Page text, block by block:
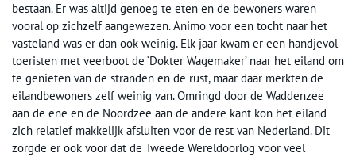
bestaan. Er was altijd genoeg te eten en de bewoners waren
vooral op zichzelf aangewezen. Animo voor een tocht naar het
vasteland was er dan ook weinig. Elk jaar kwam er een handjevol
toeristen met veerboot de ‘Dokter Wagemaker’ naar het eiland om
te genieten van de stranden en de rust, maar daar merkten de
eilandbewoners zelf weinig van. Omringd door de Waddenzee
aan de ene en de Noordzee aan de andere kant kon het eiland
zich relatief makkelijk afsluiten voor de rest van Nederland. Dit
zorgde er ook voor dat de Tweede Wereldoorlog voor veel